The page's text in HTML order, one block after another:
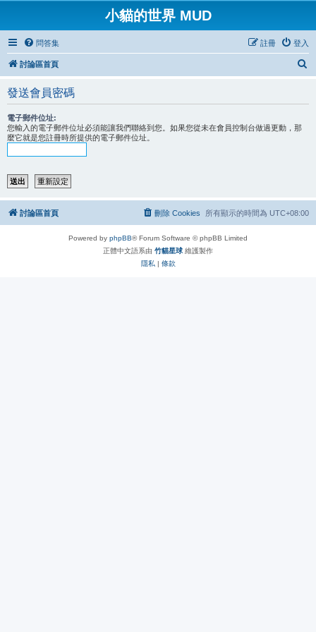
小貓的世界 MUD
問答集 登入
註冊
討論區首頁
發送會員密碼
電子郵件位址:
您輸入的電子郵件位址必須能讓我們聯絡到您。如果您從未在會員控制台做過更動，那
麼它就是您註冊時所提供的電子郵件位址。
討論區首頁 所有顯示的時間為 UTC+08:00
刪除 Cookies
Powered by phpBB® Forum Software © phpBB Limited
正體中文語系由 竹貓星球 維護製作
隱私 | 條款